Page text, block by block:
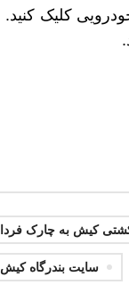
کیش به چارک فردا
سایت بندرگاه کیش